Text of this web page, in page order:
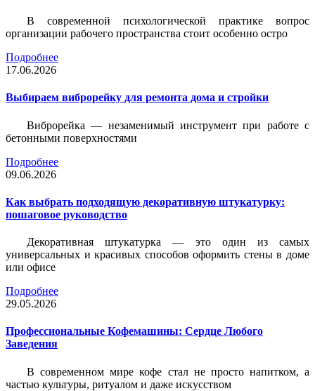
В современной психологической практике вопрос
организации рабочего пространства стоит особенно остро
Подробнее
17.06.2026
Выбираем виброрейку для ремонта дома и стройки
Виброрейка — незаменимый инструмент при работе с
бетонными поверхностями
Подробнее
09.06.2026
Как выбрать подходящую декоративную штукатурку:
пошаговое руководство
Декоративная штукатурка — это один из самых
универсальных и красивых способов оформить стены в доме
или офисе
Подробнее
29.05.2026
Профессиональные Кофемашины: Сердце Любого
Заведения
В современном мире кофе стал не просто напитком, а
частью культуры, ритуалом и даже искусством